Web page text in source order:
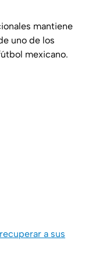
mantiene
uno de los
mexicano.
a sus